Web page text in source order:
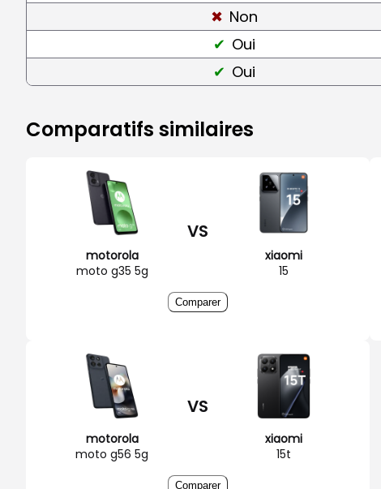
Non
Oui
Oui
Comparatifs similaires
motorola
moto g35 5g
VS
xiaomi
15
Comparer
motorola
moto g56 5g
VS
xiaomi
15t
Comparer